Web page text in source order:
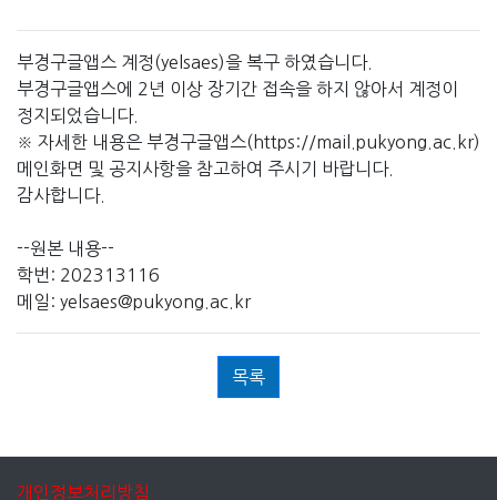
부경구글앱스 계정(yelsaes)을 복구 하였습니다.
부경구글앱스에 2년 이상 장기간 접속을 하지 않아서 계정이
정지되었습니다.
※ 자세한 내용은 부경구글앱스(https://mail.pukyong.ac.kr)
메인화면 및 공지사항을 참고하여 주시기 바랍니다.
감사합니다.
--원본 내용--
학번: 202313116
메일: yelsaes@pukyong.ac.kr
목록
개인정보처리방침